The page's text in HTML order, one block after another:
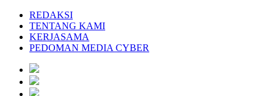
REDAKSI
TENTANG KAMI
KERJASAMA
PEDOMAN MEDIA CYBER